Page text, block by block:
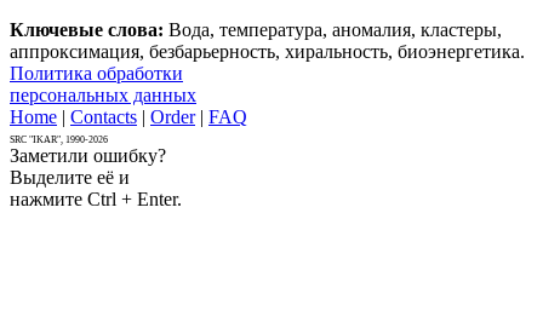
Ключевые слова: Вода, температура, аномалия, кластеры,
аппроксимация, безбарьерность, хиральность, биоэнергетика.
Политика обработки
персональных данных
Home | Contacts | Order| FAQ
SRC "IKAR", 1990-2026
Заметили ошибку?
Выделите её и
нажмите Ctrl + Enter.